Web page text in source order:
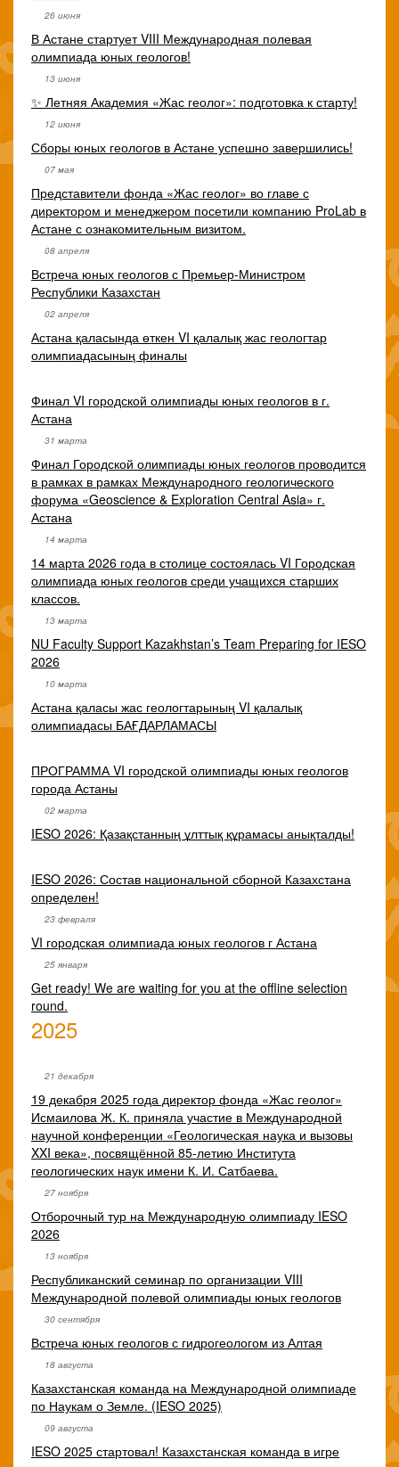
26 июня
В Астане стартует VIII Международная полевая
олимпиада юных геологов!
13 июня
✨ Летняя Академия «Жас геолог»: подготовка к старту!
12 июня
Сборы юных геологов в Астане успешно завершились!
07 мая
Представители фонда «Жас геолог» во главе с
директором и менеджером посетили компанию ProLab в
Астане с ознакомительным визитом.
08 апреля
Встреча юных геологов с Премьер-Министром
Республики Казахстан
02 апреля
Астана қаласында өткен VI қалалық жас геологтар
олимпиадасының финалы
Финал VI городской олимпиады юных геологов в г.
Астана
31 марта
Финал Городской олимпиады юных геологов проводится
в рамках в рамках Международного геологического
форума «Geoscience & Exploration Central Asia» г.
Астана
14 марта
14 марта 2026 года в столице состоялась VI Городская
олимпиада юных геологов среди учащихся старших
классов.
13 марта
NU Faculty Support Kazakhstan’s Team Preparing for IESO
2026
10 марта
Астана қаласы жас геологтарының VI қалалық
олимпиадасы БАҒДАРЛАМАСЫ
ПРОГРАММА VI городской олимпиады юных геологов
города Астаны
02 марта
IESO 2026: Қазақстанның ұлттық құрамасы анықталды!
IESO 2026: Состав национальной сборной Казахстана
определен!
23 февраля
VI городская олимпиада юных геологов г Астана
25 января
Get ready! We are waiting for you at the offline selection
round.
2025
21 декабря
19 декабря 2025 года директор фонда «Жас геолог»
Исмаилова Ж. К. приняла участие в Международной
научной конференции «Геологическая наука и вызовы
XXI века», посвящённой 85-летию Института
геологических наук имени К. И. Сатбаева.
27 ноября
Отборочный тур на Международную олимпиаду IESO
2026
13 ноября
Республиканский семинар по организации VIII
Международной полевой олимпиады юных геологов
30 сентября
Встреча юных геологов с гидрогеологом из Алтая
18 августа
Казахстанская команда на Международной олимпиаде
по Наукам о Земле. (IESO 2025)
09 августа
IESO 2025 стартовал! Казахстанская команда в игре